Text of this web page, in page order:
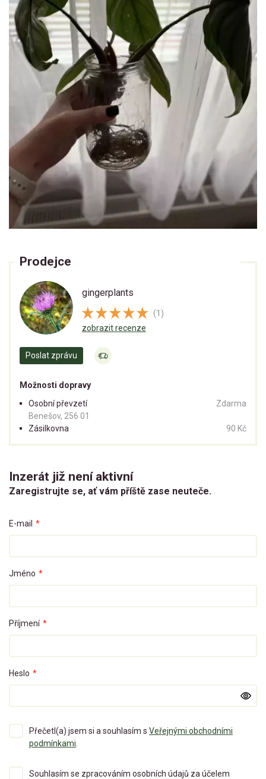
Prodejce
gingerplants
(1)
zobrazit recenze
Poslat zprávu
Možnosti dopravy
Osobní převzetí
Benešov, 256 01
Zdarma
Zásilkovna 90 Kč
Inzerát již není aktivní
Zaregistrujte se, ať vám příště zase neuteče.
E-mail *
Jméno *
Příjmení *
Heslo *
Přečetl(a) jsem si a souhlasím s Veřejnými obchodními
podmínkami.
Souhlasím se zpracováním osobních údajů za účelem